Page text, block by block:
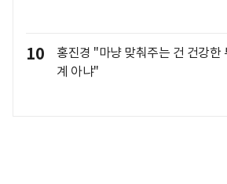
10
홍진경 "마냥 맞춰주는 건 건강한
계 아냐"